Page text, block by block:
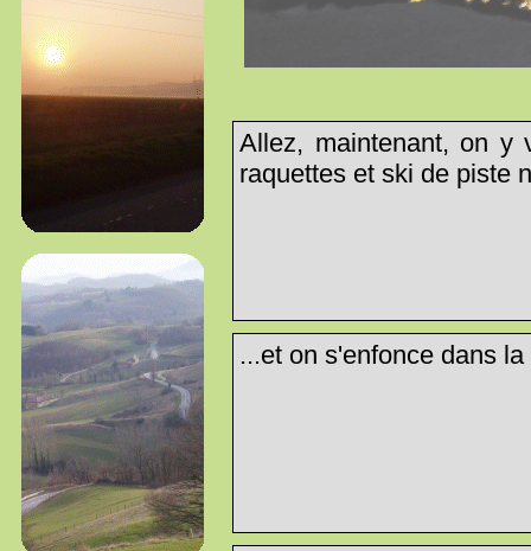
Allez, maintenant, on y
raquettes et ski de piste
...et on s'enfonce dans